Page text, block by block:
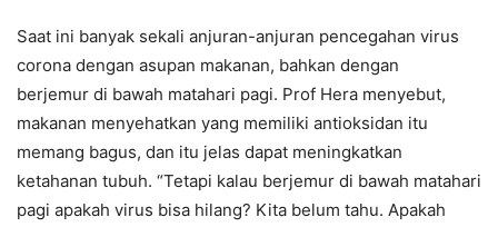
Saat ini banyak sekali anjuran-anjuran pencegahan virus
corona dengan asupan makanan, bahkan dengan
berjemur di bawah matahari pagi. Prof Hera menyebut,
makanan menyehatkan yang memiliki antioksidan itu
memang bagus, dan itu jelas dapat meningkatkan
ketahanan tubuh. “Tetapi kalau berjemur di bawah matahari
pagi apakah virus bisa hilang? Kita belum tahu. Apakah